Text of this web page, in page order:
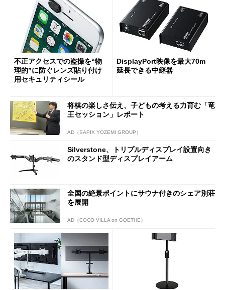
不正アクセスでの盗撮を“物
理的”に防ぐレンズ貼り付け
用セキュリティシール
DisplayPort映像を最大70m
延長できる中継器
将棋の楽しさ伝え、子どもの考える力育む「竜
王セッション」レポート
AD（SAPIX YOZEMI GROUP）
Silverstone、トリプルディスプレイ設置向き
のスタンド型ディスプレイアーム
全国の絶景ポイントにサウナ付きのシェア別荘
を展開
AD（COCO VILLA on GOETHE）